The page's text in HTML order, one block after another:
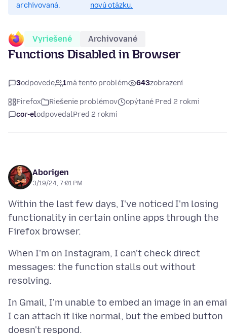
archivovaná.
novú otázku.
Vyriešené Archivované
Functions Disabled in Browser
3odpovede 1má tento problém 643zobrazení
Firefox Riešenie problémov
opýtané Pred 2 rokmi
cor-elodpovedalPred 2 rokmi
Aborigen
3/19/24, 7:01 PM
Within the last few days, I've noticed I'm losing
functionality in certain online apps through the
When I'm on Instagram, I can't check direct
messages: the function stalls out without
In Gmail, I'm unable to embed an image in an
I can attach it like normal, but the embed button